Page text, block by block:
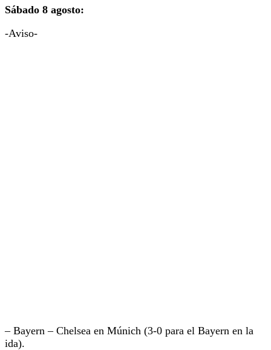
Sábado 8 agosto:
-Aviso-
– Bayern – Chelsea en Múnich (3-0 para el Bayern en la
ida).